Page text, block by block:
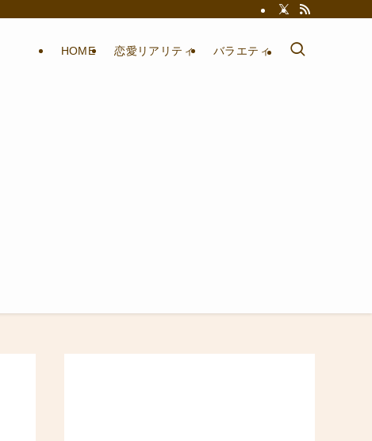
HOME 恋愛リアリティ バラエティ